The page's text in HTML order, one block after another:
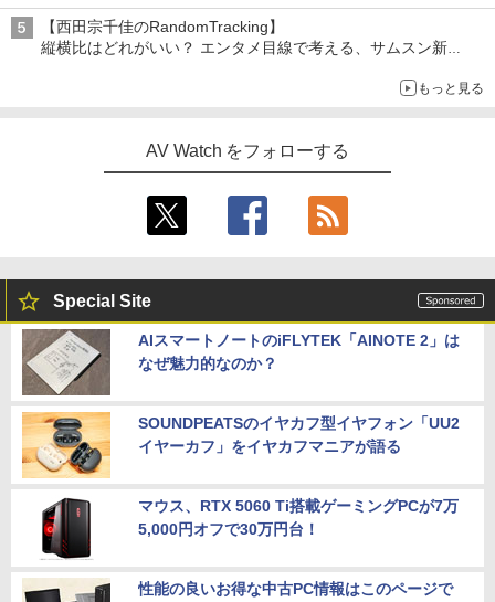
【西田宗千佳のRandomTracking】
縦横比はどれがいい？ エンタメ目線で考える、サムスン新
もっと見る
AV Watch をフォローする
Special Site
AIスマートノートのiFLYTEK「AINOTE 2」は
なぜ魅力的なのか？
SOUNDPEATSのイヤカフ型イヤフォン「UU2
イヤーカフ」をイヤカフマニアが語る
マウス、RTX 5060 Ti搭載ゲーミングPCが7万
5,000円オフで30万円台！
性能の良いお得な中古PC情報はこのページで